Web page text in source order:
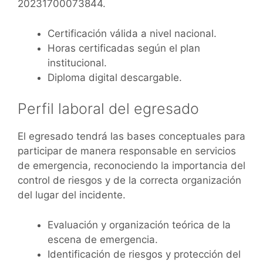
20231700073844.
Certificación válida a nivel nacional.
Horas certificadas según el plan
institucional.
Diploma digital descargable.
Perfil laboral del egresado
El egresado tendrá las bases conceptuales para
participar de manera responsable en servicios
de emergencia, reconociendo la importancia del
control de riesgos y de la correcta organización
del lugar del incidente.
Evaluación y organización teórica de la
escena de emergencia.
Identificación de riesgos y protección del